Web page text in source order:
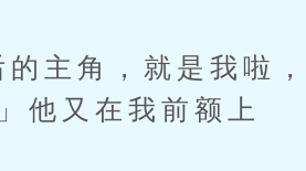
主角，就是我啦，
他又在我前额上